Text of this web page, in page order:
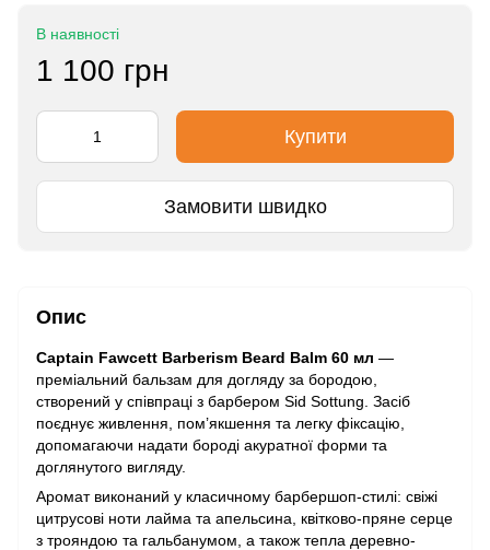
В наявності
1 100 грн
Купити
Замовити швидко
Опис
Captain Fawcett Barberism Beard Balm 60 мл —
преміальний бальзам для догляду за бородою,
створений у співпраці з барбером Sid Sottung. Засіб
поєднує живлення, пом’якшення та легку фіксацію,
допомагаючи надати бороді акуратної форми та
доглянутого вигляду.
Аромат виконаний у класичному барбершоп-стилі: свіжі
цитрусові ноти лайма та апельсина, квітково-пряне серце
з трояндою та гальбанумом, а також тепла деревно-